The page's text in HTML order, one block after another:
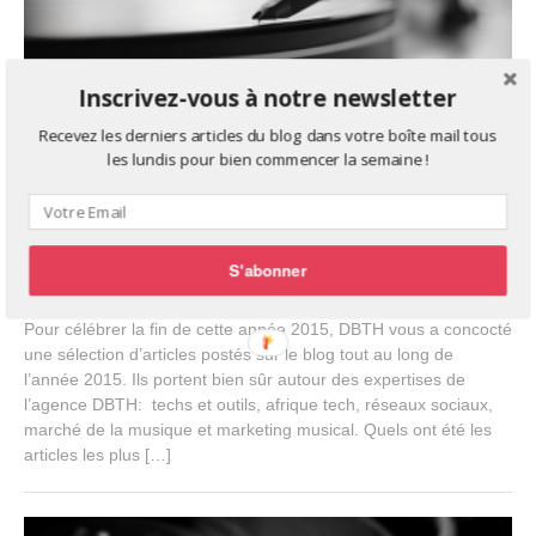
Notre Best of 2015 sur DBTH? Tech, Afrique, Startups et
Interviews,Tech
a
u
r
y
1
Jeremie Varengo
Pour célébrer la fin de cette année 2015, DBTH vous a concocté
une sélection d’articles postés sur le blog tout au long de
l’année 2015. Ils portent bien sûr autour des expertises de
l’agence DBTH: techs et outils, afrique tech, réseaux sociaux,
marché de la musique et marketing musical. Quels ont été les
articles les plus […]
Inscrivez-vous à notre newsletter
Recevez les derniers articles du blog dans votre boîte mail tous
les lundis pour bien commencer la semaine !
S'abonner